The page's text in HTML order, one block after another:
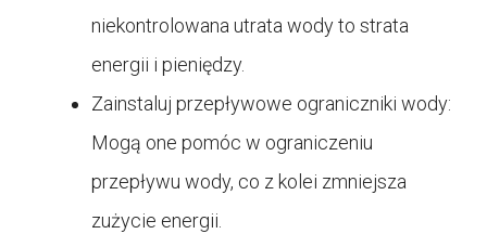
niekontrolowana utrata wody to strata
energii i pieniędzy.
Zainstaluj przepływowe ograniczniki wody:
Mogą one pomóc w ograniczeniu
przepływu wody, co z kolei zmniejsza
zużycie energii.